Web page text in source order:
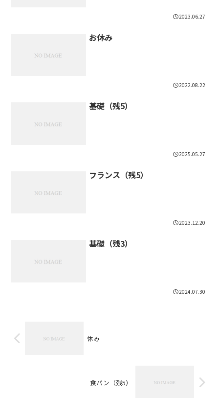
2023.06.27
お休み
2022.08.22
基礎（残5）
2025.05.27
フランス（残5）
2023.12.20
基礎（残3）
2024.07.30
休み
食パン（残5）